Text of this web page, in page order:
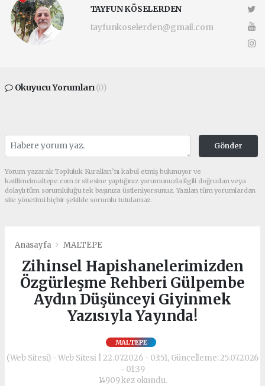
TAYFUN KÖSELERDEN
tayfunkoselerden@gmail.com
Okuyucu Yorumları(0)
Gönder
Yorum yazarak Topluluk Kuralları’nı kabul etmiş bulunuyor ve
katilimcimaltepe.com.tr sitesine yaptığınız yorumunuzla ilgili doğrudan veya
dolaylı tüm sorumluluğu tek başınıza üstleniyorsunuz. Yazılan tüm yorumlardan
site yönetimi hiçbir şekilde sorumlu tutulamaz.
Anasayfa MALTEPE
Zihinsel Hapishanelerimizden
Özgürleşme Rehberi Gülpembe
Aydın Düşünceyi Giyinmek
Yazısıyla Yayında!
MALTEPE
(Web Sitesi) - Web Sitesi | 22.07.2026 - 03:51, Güncelleme: 25.07.2026
- 01:39
14909 kez okundu.